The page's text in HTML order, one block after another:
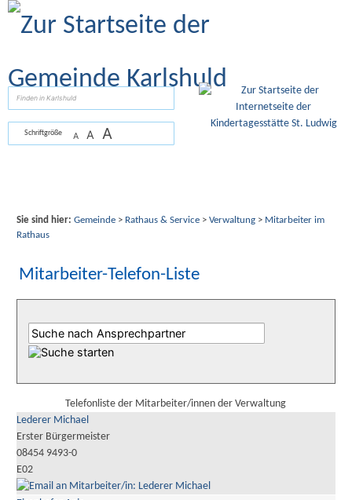
Zum Inhalt
Schriftgröße A A A
Sie sind hier: Gemeinde> Rathaus & Service> Verwaltung> Mitarbeiter im
Rathaus
Mitarbeiter-Telefon-Liste
Telefonliste der Mitarbeiter/innen der Verwaltung
Lederer Michael
Erster Bürgermeister
08454 9493-0
E02